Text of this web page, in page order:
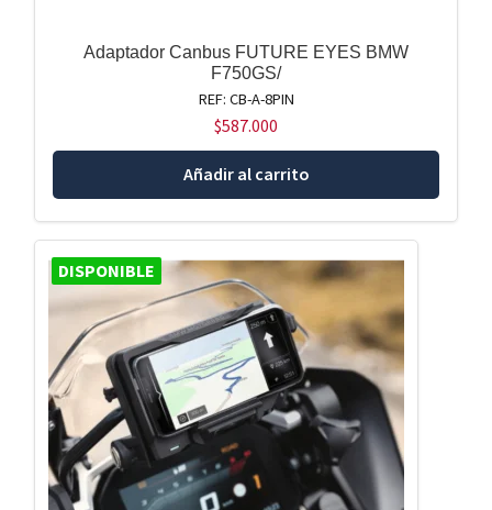
Adaptador Canbus FUTURE EYES BMW
F750GS/
REF: CB-A-8PIN
$587.000
Añadir al carrito
DISPONIBLE